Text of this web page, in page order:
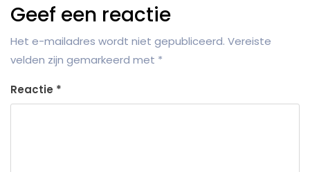
Geef een reactie
Het e-mailadres wordt niet gepubliceerd. Vereiste
velden zijn gemarkeerd met *
Reactie *